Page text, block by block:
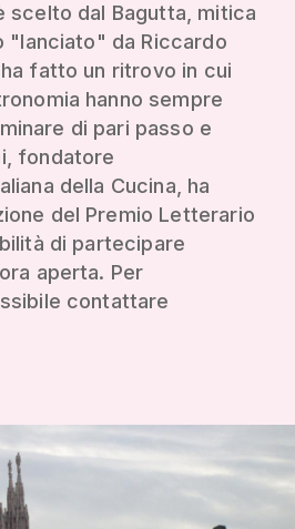
scelto dal Bagutta, mitica
"lanciato" da Riccardo
fatto un ritrovo in cui
hanno sempre
di pari passo e
fondatore
della Cucina, ha
del Premio Letterario
di partecipare
aperta. Per
contattare